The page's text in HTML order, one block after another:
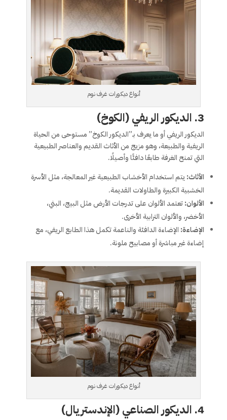
أنواع ديكورات غرف نوم
3. الديكور الريفي (الكوخ)
الديكور الريفي أو ما يعرف بـ”الديكور الكوخ” مستوحى من الحياة
الريفية والطبيعة، وهو مزيج من الأثاث القديم والعناصر الطبيعية
التي تمنح الغرفة طابعًا دافئًا وأصيلًا.
الأثاث: يتم استخدام الأخشاب الطبيعية غير المعالجة، مثل الأسرة
الخشبية الكبيرة والطاولات القديمة.
الألوان:تعتمد الألوان على تدرجات الأرض مثل البيج، البني،
الأخضر، والألوان الترابية الأخرى.
الإضاءة: الإضاءة الدافئة والناعمة تكمل هذا الطابع الريفي، مع
إضاءة غير مباشرة أو مصابيح ملونة.
أنواع ديكورات غرف نوم
4. الديكور الصناعي (الإندستريال)